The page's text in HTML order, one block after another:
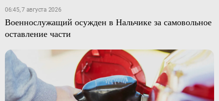
06:45, 7 августа 2026
Военнослужащий осужден в Нальчике за самовольное
оставление части